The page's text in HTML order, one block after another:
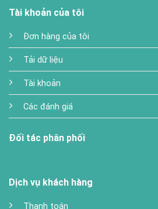
Tài khoản của tôi
Đơn hàng của tôi
Tải dữ liệu
Tài khoản
Các đánh giá
Đối tác phân phối
Dịch vụ khách hàng
Thanh toán